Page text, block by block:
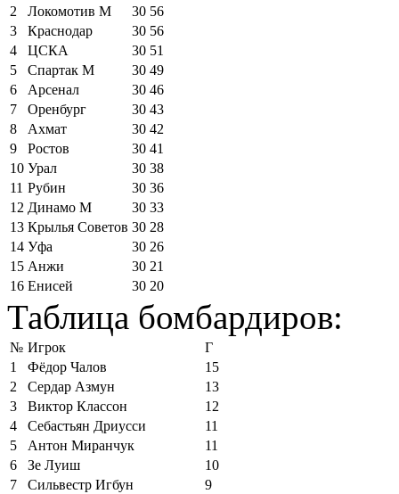
2
Локомотив М 30 56
3
Краснодар 30 56
4
ЦСКА 30 51
5
Спартак М 30 49
6
Арсенал 30 46
7
Оренбург 30 43
8
Ахмат 30 42
9
Ростов 30 41
10 Урал 30 38
11 Рубин 30 36
12 Динамо М 30 33
13 Крылья Советов 30 28
14 Уфа 30 26
15 Анжи 30 21
16 Енисей 30 20
Таблица бомбардиров:
№ Игрок
Г
1
Фёдор Чалов
15
2
Сердар Азмун
13
3
Виктор Классон
12
4
Себастьян Дриусси
11
5
Антон Миранчук
11
6
Зе Луиш
10
7
Сильвестр Игбун
9